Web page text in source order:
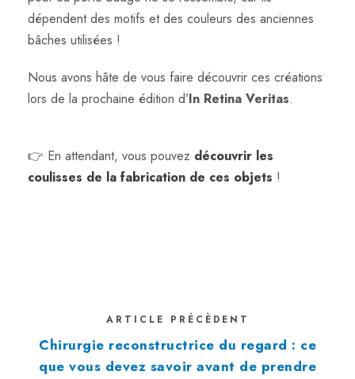
dépendent des motifs et des couleurs des anciennes
bâches utilisées !
Nous avons hâte de vous faire découvrir ces créations
lors de la prochaine édition d’In Retina Veritas.
👉 En attendant, vous pouvez découvrir les
coulisses de la fabrication de ces objets !
ARTICLE PRÉCÈDENT
Chirurgie reconstructrice du regard : ce
que vous devez savoir avant de prendre